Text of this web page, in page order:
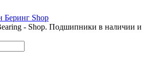
- Shop. Подшипники в наличии и